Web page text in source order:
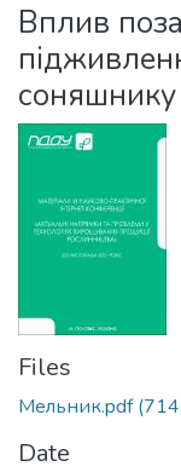
Statistics
Вплив
соняшнику
Files
Мельник.pdf
Date